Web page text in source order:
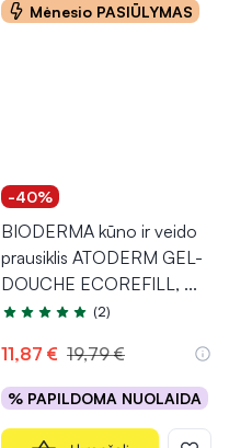
Mėnesio PASIŪLYMAS
-40%
BIODERMA kūno ir veido
prausiklis ATODERM GEL-
DOUCHE ECOREFILL, ...
Įvertinimas 5.0 iš 5
(2)
11,87 € 19,79 €
% PAPILDOMA NUOLAIDA